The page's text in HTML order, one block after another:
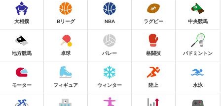
大相撲 Bリーグ NBA ラグビー 中央競馬
地方競馬 卓球 バレー 格闘技 バドミントン
モーター フィギュア ウィンター 陸上 水泳